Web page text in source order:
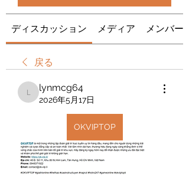
ディスカッション メディア メンバー
戻る
lynmcg64
lynmcg64
2026年5月17日
OKVIPTOP